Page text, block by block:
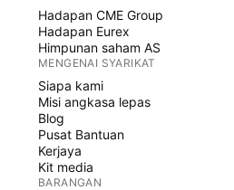
Hadapan CME Group
Hadapan Eurex
Himpunan saham AS
MENGENAI SYARIKAT
Siapa kami
Misi angkasa lepas
Blog
Pusat Bantuan
Kerjaya
Kit media
BARANGAN